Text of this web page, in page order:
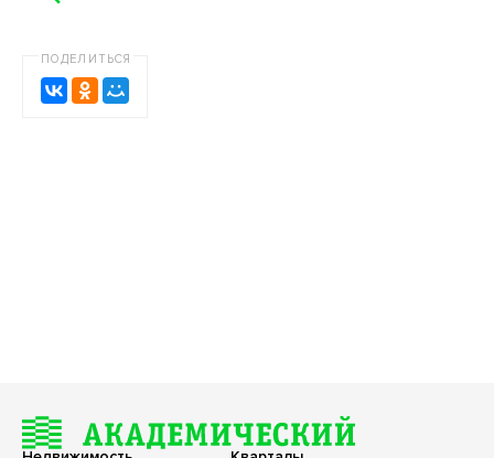
ПОДЕЛИТЬСЯ